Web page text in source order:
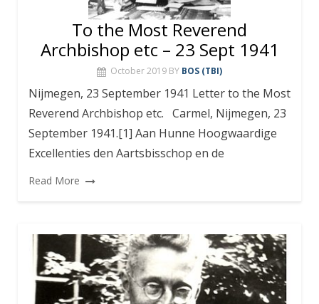
To the Most Reverend
Archbishop etc – 23 Sept 1941
October 2019 BY BOS (TBI)
Nijmegen, 23 September 1941 Letter to the Most
Reverend Archbishop etc. Carmel, Nijmegen, 23
September 1941.[1] Aan Hunne Hoogwaardige
Excellenties den Aartsbisschop en de
Read More